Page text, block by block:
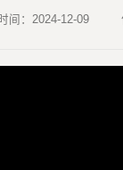
时间：2024-12-09